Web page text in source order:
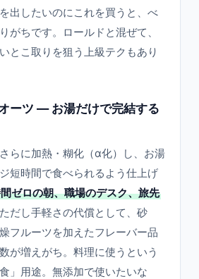
出したいのにこれを買うと、べ
がちです。ロールドと混ぜて、
とこ取りを狙う上級テクもあり
ーツ ― お湯だけで完結する
らに加熱・糊化（α化）し、お湯
短時間で食べられるよう仕上げ
ゼロの朝、職場のデスク、旅先
だし手軽さの代償として、砂
フルーツを加えたフレーバー品
が増えがち。料理に使うという
」用途。無添加で使いたいな